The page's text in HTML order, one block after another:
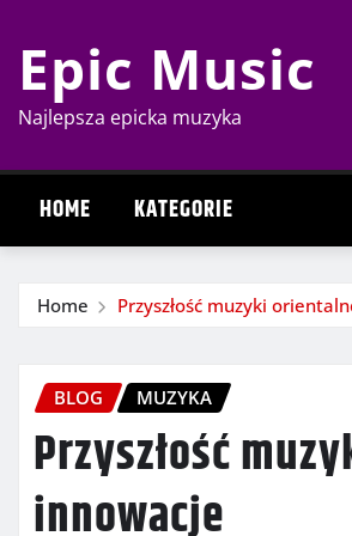
content
Epic Music
Najlepsza epicka muzyka
HOME KATEGORIE
Home Przyszłość muzyki
BLOG MUZYKA
Przyszłość
innowacje